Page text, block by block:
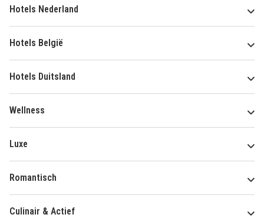
Hotels Nederland
Hotels België
Hotels Duitsland
Wellness
Luxe
Romantisch
Culinair & Actief